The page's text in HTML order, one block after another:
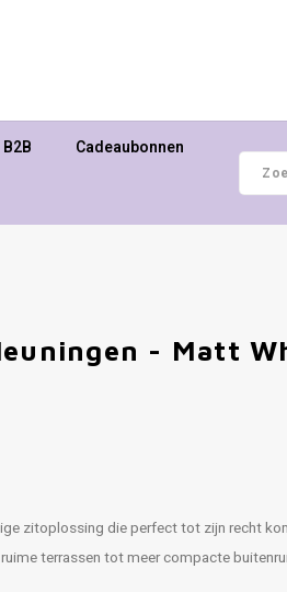
B2B Cadeaubonnen
- Matt
zitoplossing die perfect tot zijn recht
terrassen tot meer compacte